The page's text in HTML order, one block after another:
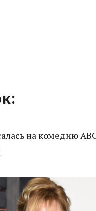
на комедию